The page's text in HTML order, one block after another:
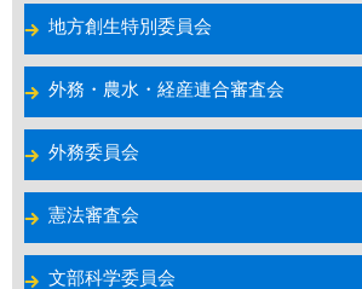
地方創生特別委員会
外務・農水・経産連合審査会
外務委員会
憲法審査会
文部科学委員会